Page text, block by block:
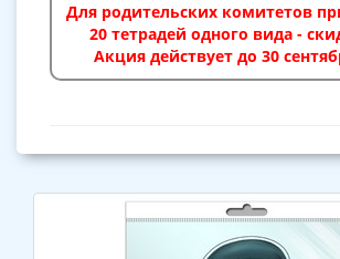
Для родительских комитетов
20 тетрадей одного вида -
Акция действует до 30